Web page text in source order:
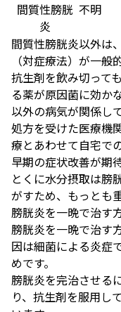
間質性膀胱
炎
不明
間質性膀胱炎以外は
（対症療法）が一般
抗生剤を飲み切って
る薬が原因菌に効か
以外の病気が関係し
処方を受けた医療機
療とあわせて自宅で
早期の症状改善が期
とくに水分摂取は膀
がすため、もっとも
膀胱炎を一晩で治す
膀胱炎を一晩で治す
因は細菌による炎症
めです。
膀胱炎を完治させる
り、抗生剤を服用し